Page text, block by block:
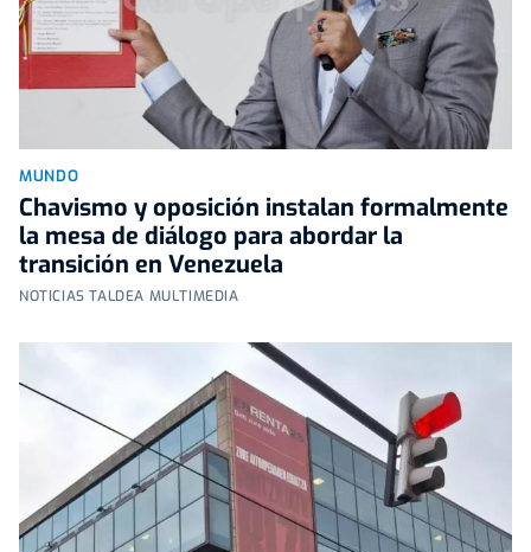
MUNDO
Chavismo y oposición instalan formalmente
la mesa de diálogo para abordar la
transición en Venezuela
NOTICIAS TALDEA MULTIMEDIA